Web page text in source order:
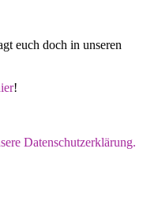
euch doch in unseren
!
Datenschutzerklärung.